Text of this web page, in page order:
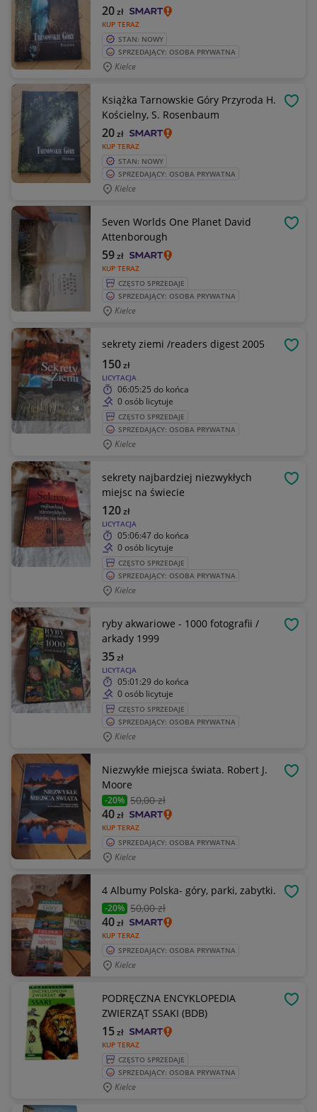
KUP TERAZ
20zł
STAN: NOWY
SPRZEDAJĄCY: OSOBA PRYWATNA
Kielce
Książka Tarnowskie Góry Przyroda H.
Kościelny, S. Rosenbaum
KUP TERAZ
20zł
STAN: NOWY
SPRZEDAJĄCY: OSOBA PRYWATNA
Kielce
Seven Worlds One Planet David
Attenborough
KUP TERAZ
59zł
CZĘSTO SPRZEDAJE
SPRZEDAJĄCY: OSOBA PRYWATNA
Kielce
sekrety ziemi /readers digest 2005
LICYTACJA
150zł
06:05:25 do końca
0 osób licytuje
CZĘSTO SPRZEDAJE
SPRZEDAJĄCY: OSOBA PRYWATNA
Kielce
sekrety najbardziej niezwykłych
miejsc na świecie
LICYTACJA
120zł
05:06:47do końca
0 osób licytuje
CZĘSTO SPRZEDAJE
SPRZEDAJĄCY: OSOBA PRYWATNA
Kielce
ryby akwariowe - 1000 fotografii /
arkady 1999
LICYTACJA
35zł
05:01:29 do końca
0 osób licytuje
CZĘSTO SPRZEDAJE
SPRZEDAJĄCY: OSOBA PRYWATNA
Kielce
Niezwykłe miejsca świata. Robert J.
Moore
-20% 50,00 zł
KUP TERAZ
40zł
SPRZEDAJĄCY: OSOBA PRYWATNA
Kielce
4 Albumy Polska- góry, parki, zabytki.
-20% 50,00 zł
KUP TERAZ
40zł
SPRZEDAJĄCY: OSOBA PRYWATNA
Kielce
PODRĘCZNA ENCYKLOPEDIA
ZWIERZĄT SSAKI (BDB)
KUP TERAZ
15zł
CZĘSTO SPRZEDAJE
SPRZEDAJĄCY: OSOBA PRYWATNA
Kielce